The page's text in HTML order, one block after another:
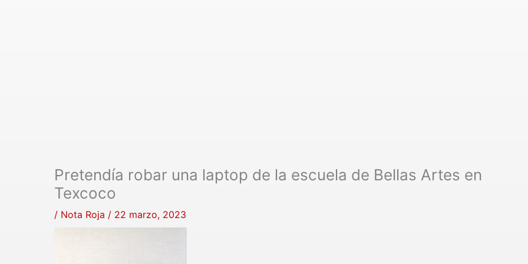
Pretendía robar una laptop de la escuela de Bellas Artes en
Texcoco
/ Nota Roja / 22 marzo, 2023